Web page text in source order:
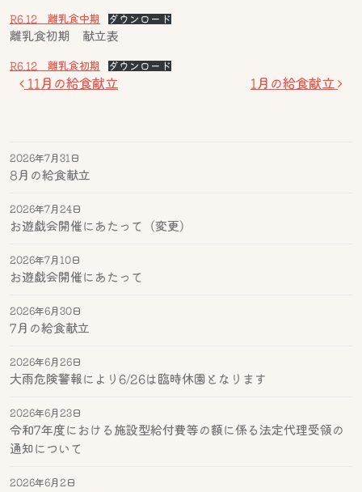
8月の給食献立
2026年7月31日
お遊戯会開催にあたって（変更）
2026年7月24日
お遊戯会開催にあたって
2026年7月10日
7月の給食献立
2026年6月30日
大雨危険警報により6/26は臨時休園となります
2026年6月26日
令和7年度における施設型給付費等の額に係る法定代理受領の
通知について
2026年6月23日
2026年6月2日
R6.12 離乳食中期 ダウンロード
離乳食初期 献立表
R6.12 離乳食初期 ダウンロード
投稿ナビゲーション
11月の給食献立 1月の給食献立